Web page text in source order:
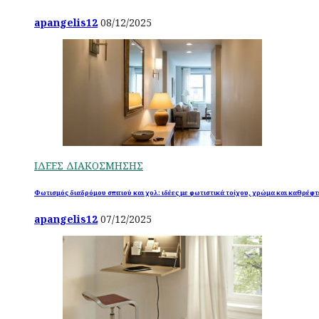
apangelis12 08/12/2025
ΙΔΕΕΣ ΔΙΑΚΟΣΜΗΣΗΣ
Φωτισμός διαδρόμου σπιτιού και χολ: ιδέες με φωτιστικά τοίχου, χρώμα και
apangelis12 07/12/2025